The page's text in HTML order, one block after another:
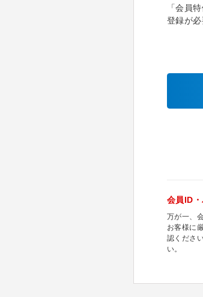
「会員
登録が必
会員ID
万が一、
お客様に
認くださ
い。